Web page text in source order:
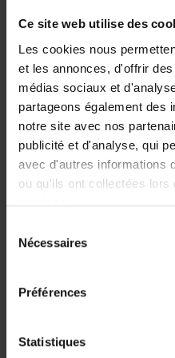
Ce site web utilise des
Les cookies nous
et les annonces, d'offrir
médias sociaux et
partageons également des
notre site avec nos
publicité et d'analyse, qui
avec d'autres informations
ou qu'ils ont collectées lors
services.
Nécessaires
Préférences
Statistiques
et croisière de
luxe en
Amazonie
Une version luxe de
l’aventure au Pérou et la
rencontre d’un nouveau
tourisme haut de gamme
et hautement écologique.
500 €
Croisières